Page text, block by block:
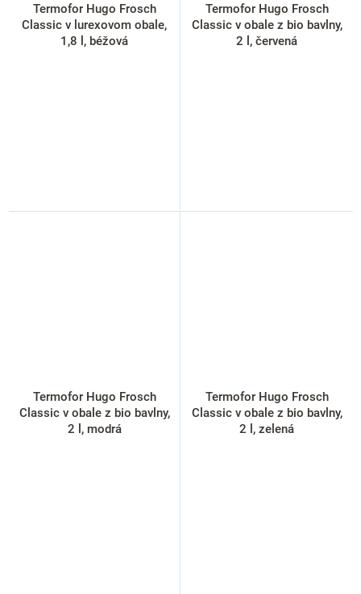
Termofor Hugo Frosch
Classic v lurexovom obale,
1,8 l, béžová
Termofor Hugo Frosch
Classic v obale z bio bavlny,
2 l, červená
Termofor Hugo Frosch
Classic v obale z bio bavlny,
2 l, modrá
Termofor Hugo Frosch
Classic v obale z bio bavlny,
2 l, zelená